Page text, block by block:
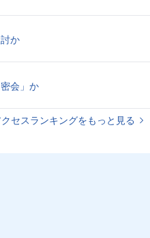
か
会」か
セスランキングをもっと見る